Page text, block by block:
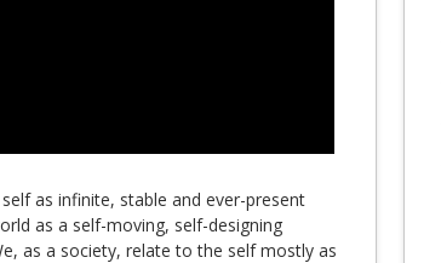
as infinite, stable and ever-present
as a self-moving, self-designing
as a society, relate to the self mostly as